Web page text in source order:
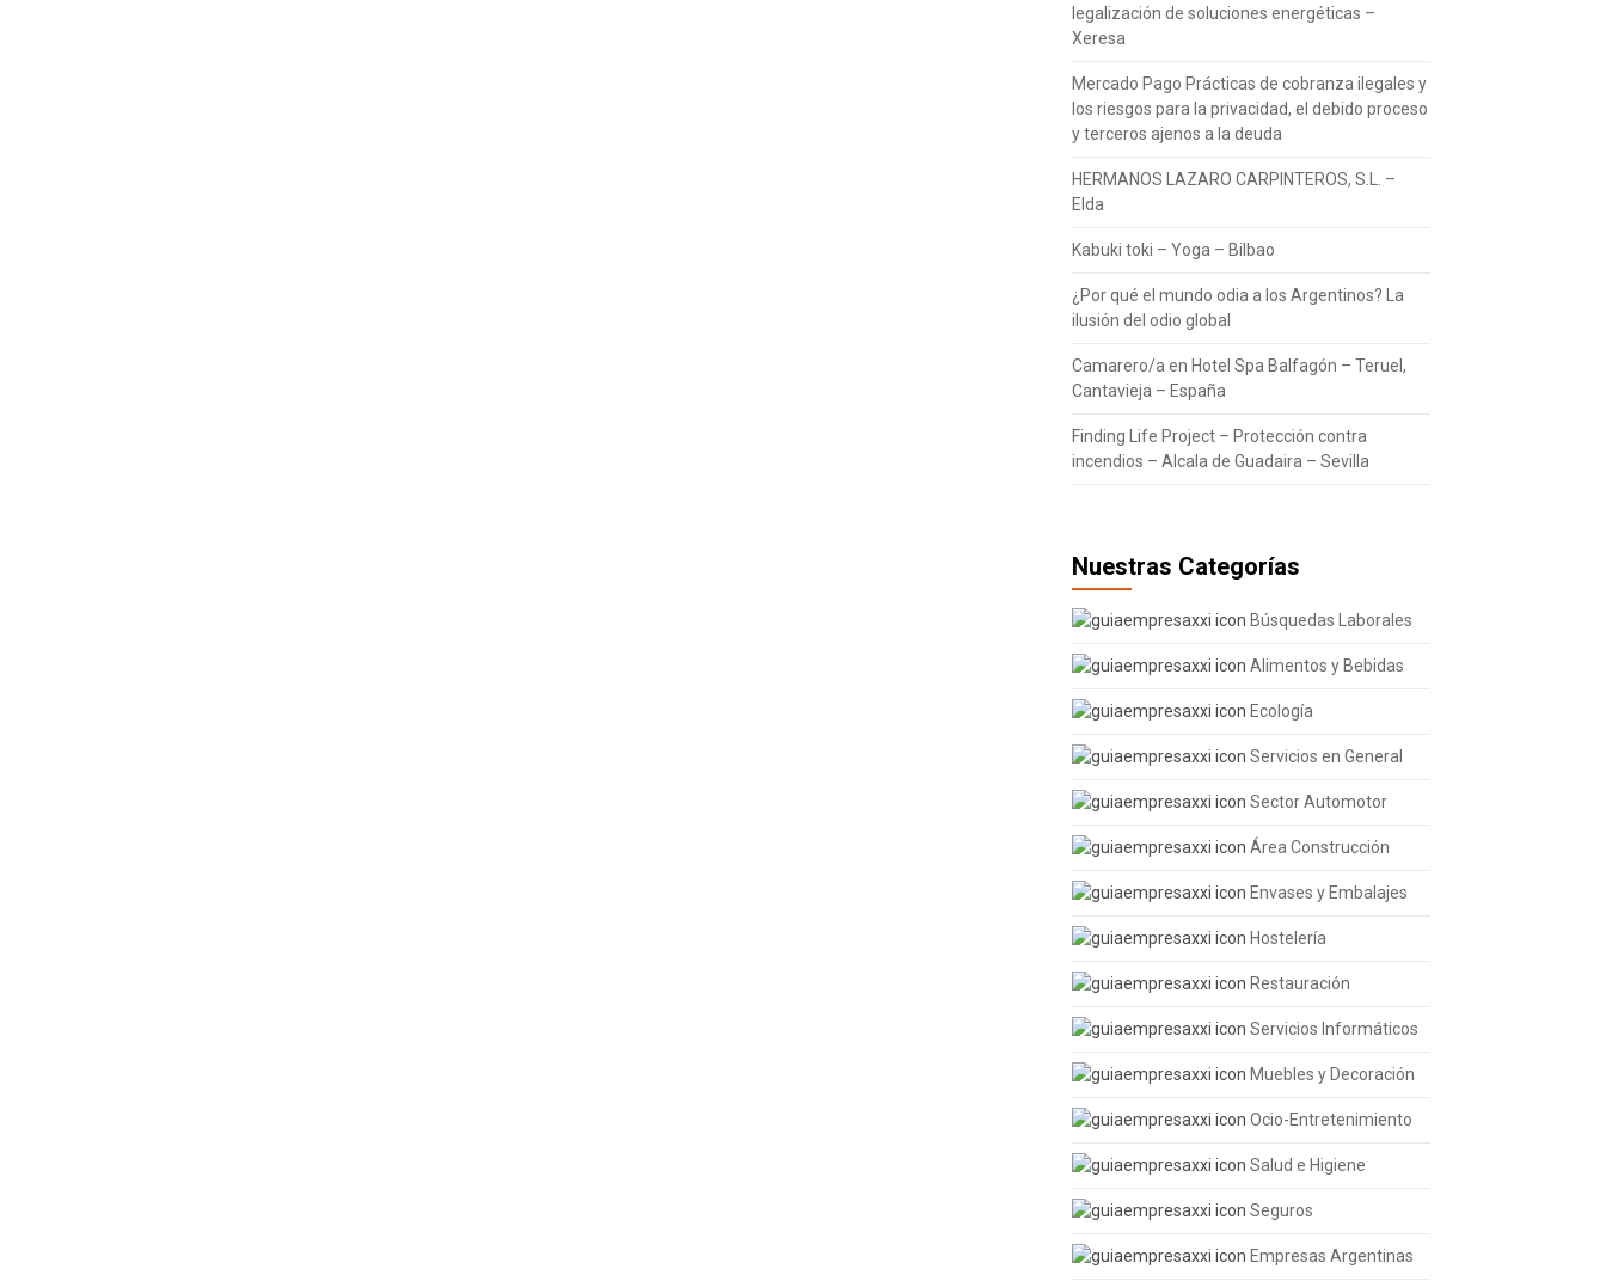
legalización de soluciones energéticas –
Xeresa
Mercado Pago Prácticas de cobranza ilegales y
los riesgos para la privacidad, el debido proceso
y terceros ajenos a la deuda
HERMANOS LAZARO CARPINTEROS, S.L. –
Elda
Kabuki toki – Yoga – Bilbao
¿Por qué el mundo odia a los Argentinos? La
ilusión del odio global
Camarero/a en Hotel Spa Balfagón – Teruel,
Cantavieja – España
Finding Life Project – Protección contra
incendios – Alcala de Guadaira – Sevilla
Nuestras Categorías
Búsquedas Laborales
Alimentos y Bebidas
Ecología
Servicios en General
Sector Automotor
Área Construcción
Envases y Embalajes
Hostelería
Restauración
Servicios Informáticos
Muebles y Decoración
Ocio-Entretenimiento
Salud e Higiene
Seguros
Empresas Argentinas